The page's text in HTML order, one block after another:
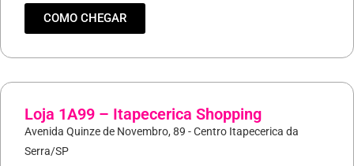
COMO CHEGAR
Loja 1A99 – Itapecerica Shopping
Avenida Quinze de Novembro, 89 - Centro Itapecerica da
Serra/SP